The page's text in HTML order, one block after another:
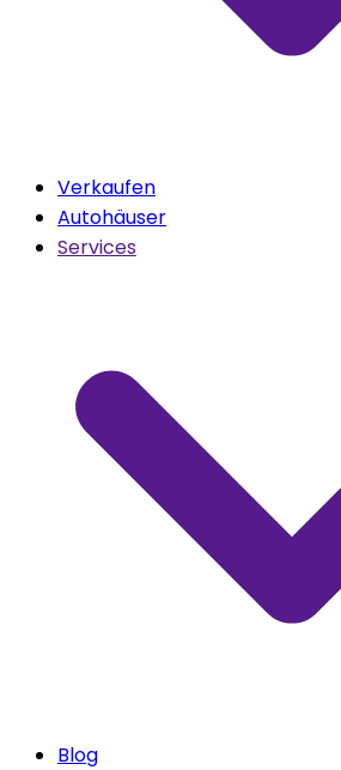
Verkaufen
Autohäuser
Services
Blog